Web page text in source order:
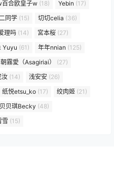
百合欧皇子w (18) Yebin (17)
同学 (15) 切切celia (36)
理吗 (14) 宮本桜 (27)
Yuyu (61) 年年nnian (125)
朝霧愛（Asagiriai）
(27)
汝 (14) 浅安安 (26)
纸悦etsu_ko (17) 绞肉姬 (21)
贝贝琪Becky (48)
雪 (15)